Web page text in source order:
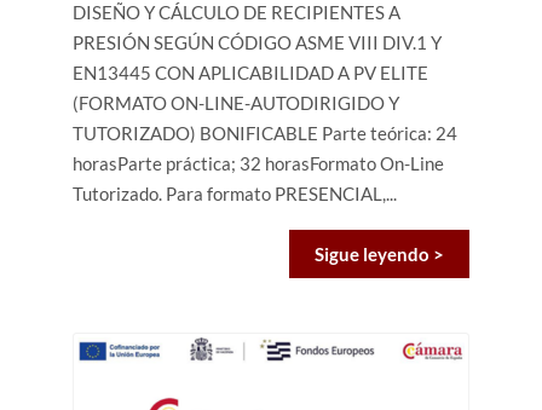
DISEÑO Y CÁLCULO DE RECIPIENTES A
PRESIÓN SEGÚN CÓDIGO ASME VIII DIV.1 Y
EN13445 CON APLICABILIDAD A PV ELITE
(FORMATO ON-LINE-AUTODIRIGIDO Y
TUTORIZADO) BONIFICABLE Parte teórica: 24
horasParte práctica; 32 horasFormato On-Line
Tutorizado. Para formato PRESENCIAL,...
Sigue leyendo >